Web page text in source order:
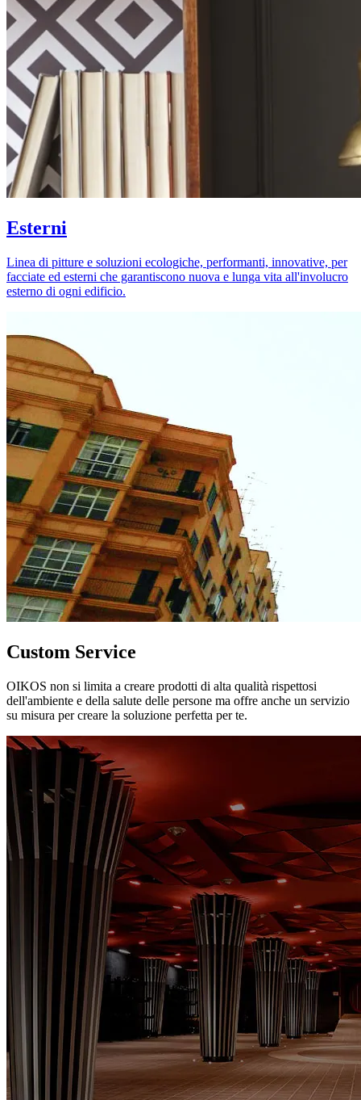
Esterni
Linea di pitture e soluzioni ecologiche, performanti, innovative, per
facciate ed esterni che garantiscono nuova e lunga vita all'involucro
esterno di ogni edificio.
Custom Service
OIKOS non si limita a creare prodotti di alta qualità rispettosi
dell'ambiente e della salute delle persone ma offre anche un servizio
su misura per creare la soluzione perfetta per te.